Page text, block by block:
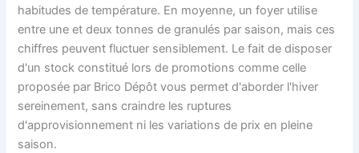
habitudes de température. En moyenne, un foyer utilise
entre une et deux tonnes de granulés par saison, mais ces
chiffres peuvent fluctuer sensiblement. Le fait de disposer
d'un stock constitué lors de promotions comme celle
proposée par Brico Dépôt vous permet d'aborder l'hiver
sereinement, sans craindre les ruptures
d'approvisionnement ni les variations de prix en pleine
saison.